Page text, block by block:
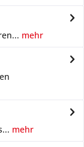
mehr
mehr